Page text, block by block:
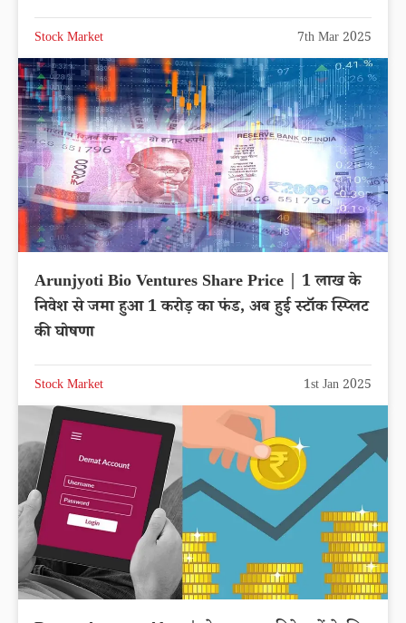
Stock Market 7th Mar 2025
Arunjyoti Bio Ventures Share Price | 1 लाख के
निवेश से जमा हुआ 1 करोड़ का फंड, अब हुई स्टॉक स्प्लिट
की घोषणा
Stock Market 1st Jan 2025